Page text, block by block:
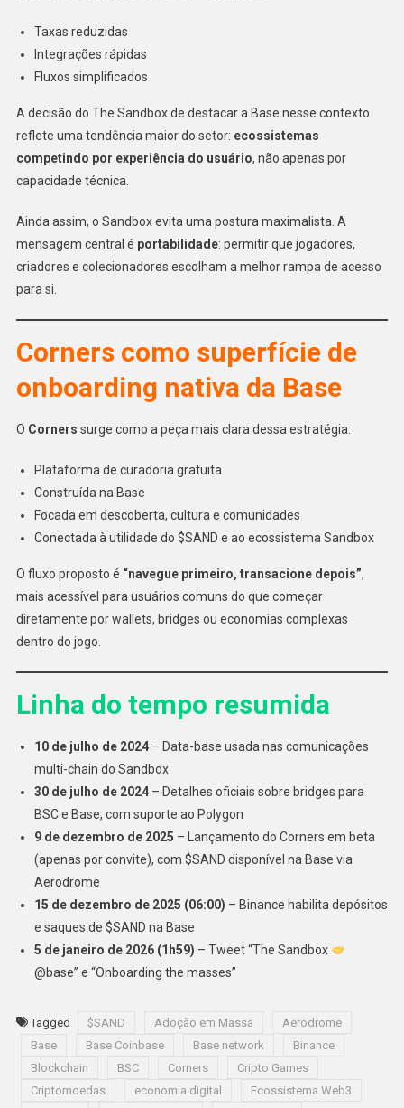
Taxas reduzidas
Integrações rápidas
Fluxos simplificados
A decisão do The Sandbox de destacar a Base nesse contexto
reflete uma tendência maior do setor: ecossistemas
competindo por experiência do usuário, não apenas por
capacidade técnica.
Ainda assim, o Sandbox evita uma postura maximalista. A
mensagem central é portabilidade: permitir que jogadores,
criadores e colecionadores escolham a melhor rampa de acesso
para si.
Corners como superfície de
onboarding nativa da Base
O Corners surge como a peça mais clara dessa estratégia:
Plataforma de curadoria gratuita
Construída na Base
Focada em descoberta, cultura e comunidades
Conectada à utilidade do $SAND e ao ecossistema Sandbox
O fluxo proposto é “navegue primeiro, transacione depois”,
mais acessível para usuários comuns do que começar
diretamente por wallets, bridges ou economias complexas
dentro do jogo.
Linha do tempo resumida
10 de julho de 2024– Data-base usada nas comunicações
multi-chain do Sandbox
30 de julho de 2024– Detalhes oficiais sobre bridges para
BSC e Base, com suporte ao Polygon
9 de dezembro de 2025 – Lançamento do Corners em beta
(apenas por convite), com $SAND disponível na Base via
Aerodrome
15 de dezembro de 2025 (06:00) – Binance habilita depósitos
e saques de $SAND na Base
5 de janeiro de 2026 (1h59) – Tweet “The Sandbox
@base” e “Onboarding the masses”
Tagged $SAND Adoção em Massa
Aerodrome
Base
Base Coinbase Base network
Binance
Blockchain
BSC Corners
Cripto Games
Criptomoedas
economia digital
Ecossistema Web3